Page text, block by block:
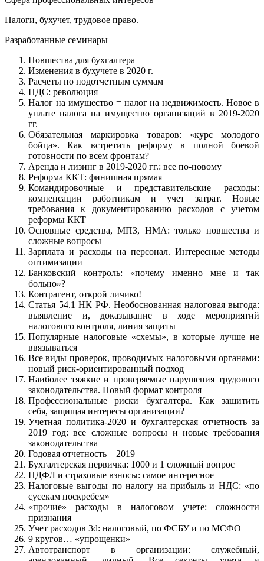
Налоги, бухучет, трудовое право.
Разработанные семинары
Новшества для бухгалтера
Изменения в бухучете в 2020 г.
Расчеты по подотчетным суммам
НДС: революция
Налог на имущество = налог на недвижимость. Новое в
уплате налога на имущество организаций в 2019-2020
гг.
Обязательная маркировка товаров: «курс молодого
бойца». Как встретить реформу в полной боевой
готовности по всем фронтам?
Аренда и лизинг в 2019-2020 гг.: все по-новому
Реформа ККТ: финишная прямая
Командировочные и представительские расходы:
компенсации работникам и учет затрат. Новые
требования к документированию расходов с учетом
реформы ККТ
Основные средства, МПЗ, НМА: только новшества и
сложные вопросы
Зарплата и расходы на персонал. Интересные методы
оптимизации
Банковский контроль: «почему именно мне и так
больно»?
Контрагент, открой личико!
Статья 54.1 НК РФ. Необоснованная налоговая выгода:
выявление и, доказывание в ходе мероприятий
налогового контроля, линия защиты
Популярные налоговые «схемы», в которые лучше не
ввязываться
Все виды проверок, проводимых налоговыми органами:
новый риск-ориентированный подход
Наиболее тяжкие и проверяемые нарушения трудового
законодательства. Новый формат контроля
Профессиональные риски бухгалтера. Как защитить
себя, защищая интересы организации?
Учетная политика-2020 и бухгалтерская отчетность за
2019 год: все сложные вопросы и новые требования
законодательства
Годовая отчетность – 2019
Бухгалтерская первичка: 1000 и 1 сложный вопрос
НДФЛ и страховые взносы: самое интересное
Налоговые выгоды по налогу на прибыль и НДС: «по
сусекам поскребем»
«прочие» расходы в налоговом учете: сложности
признания
Учет расходов 3d: налоговый, по ФСБУ и по МСФО
9 кругов… «упрощенки»
Автотранспорт в организации: служебный,